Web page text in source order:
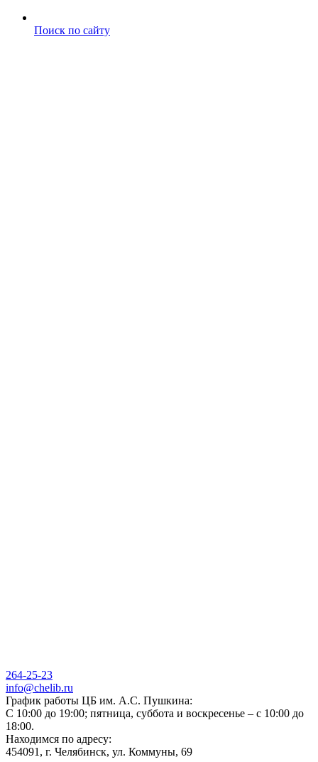
Поиск по сайту
264-25-23
info@chelib.ru
График работы ЦБ им. А.С. Пушкина:
С 10:00 до 19:00; пятница, суббота и воскресенье – с 10:00 до
18:00.
Находимся по адресу:
454091, г. Челябинск, ул. Коммуны, 69